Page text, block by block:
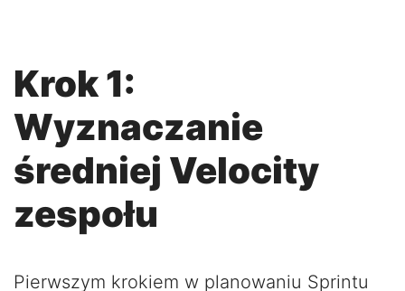
Krok 1:
Wyznaczanie
średniej Velocity
zespołu
Pierwszym krokiem w planowaniu Sprintu